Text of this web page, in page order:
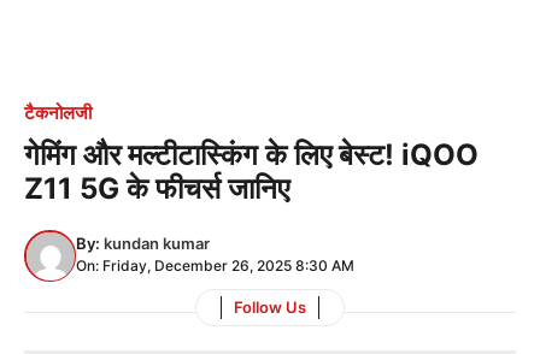
टैकनोलजी
गेमिंग और मल्टीटास्किंग के लिए बेस्ट! iQOO
Z11 5G के फीचर्स जानिए
By: kundan kumar
On: Friday, December 26, 2025 8:30 AM
Follow Us